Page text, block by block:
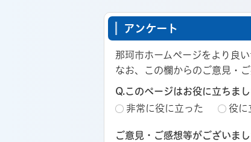
アンケート
那珂市ホームページをより良
なお、この欄からのご意見・
Q.このページはお役に立ちまし
非常に役に立った
役に
ご意見・ご感想等がございま